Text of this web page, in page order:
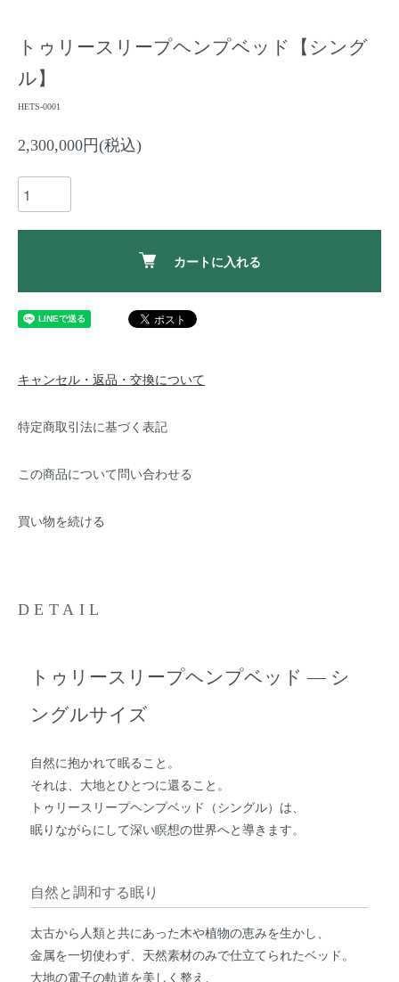
トゥリースリープヘンプベッド【シング
ル】
HETS-0001
2,300,000円(税込)
カートに入れる
キャンセル・返品・交換について
特定商取引法に基づく表記
この商品について問い合わせる
買い物を続ける
DETAIL
トゥリースリープヘンプベッド ― シ
ングルサイズ
自然に抱かれて眠ること。
それは、大地とひとつに還ること。
トゥリースリープヘンプベッド（シングル）は、
眠りながらにして深い瞑想の世界へと導きます。
自然と調和する眠り
太古から人類と共にあった木や植物の恵みを生かし、
金属を一切使わず、天然素材のみで仕立てられたベッド。
大地の電子の軌道を美しく整え、